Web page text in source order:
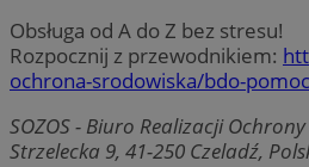
Obsługa od A do Z bez stresu!
Rozpocznij z przewodnikiem:
ochrona-srodowiska/bdo-
SOZOS - Biuro Realizacji
Strzelecka 9, 41-250 Czeladź,